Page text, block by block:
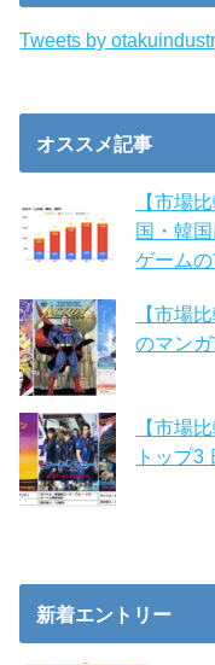
Tweets by
オススメ記事
【市場
国・韓
ゲーム
【市場
のマン
【市場
トップ3
新着エントリー